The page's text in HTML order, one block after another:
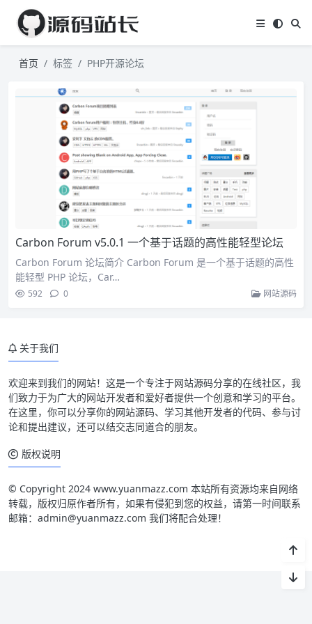
首页 标签 PHP开源论坛
Carbon Forum v5.0.1 一个基于话题的高性能轻型论坛
Carbon Forum 论坛简介 Carbon Forum 是一个基于话题的高性
能轻型 PHP 论坛，Car…
592 0 网站源码
关于我们
欢迎来到我们的网站！这是一个专注于网站源码分享的在线社区，我
们致力于为广大的网站开发者和爱好者提供一个创意和学习的平台。
在这里，你可以分享你的网站源码、学习其他开发者的代码、参与讨
论和提出建议，还可以结交志同道合的朋友。
版权说明
© Copyright 2024 www.yuanmazz.com 本站所有资源均来自网络
转载，版权归原作者所有，如果有侵犯到您的权益，请第一时间联系
邮箱：admin@yuanmazz.com 我们将配合处理！